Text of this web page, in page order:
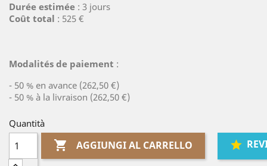
Durée estimée : 3 jours
Coût total : 525 €
Modalités de paiement :
- 50 % en avance (262,50 €)
- 50 % à la livraison (262,50 €)
Quantità
 AGGIUNGI AL CARRELLO